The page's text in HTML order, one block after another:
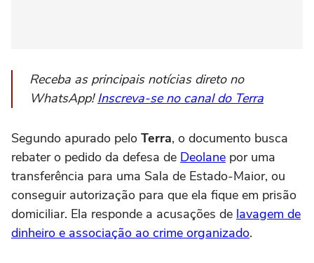
Receba as principais notícias direto no
WhatsApp!Inscreva-se no canal do Terra
Segundo apurado pelo Terra, o documento busca
rebater o pedido da defesa de Deolane por uma
transferência para uma Sala de Estado-Maior, ou
conseguir autorização para que ela fique em prisão
domiciliar. Ela responde a acusações de lavagem de
dinheiro e associação ao crime organizado.